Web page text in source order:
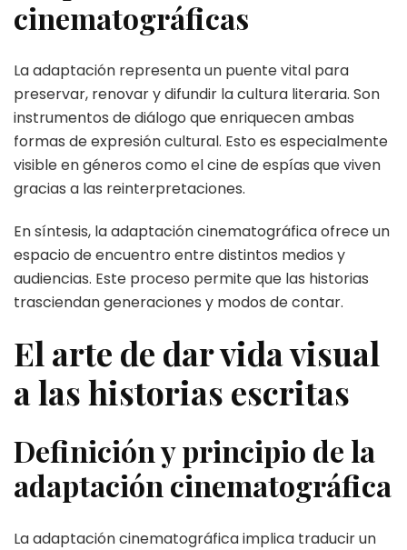
cinematográficas
La adaptación representa un puente vital para
preservar, renovar y difundir la cultura literaria. Son
instrumentos de diálogo que enriquecen ambas
formas de expresión cultural. Esto es especialmente
visible en géneros como el cine de espías que viven
gracias a las reinterpretaciones.
En síntesis, la adaptación cinematográfica ofrece un
espacio de encuentro entre distintos medios y
audiencias. Este proceso permite que las historias
trasciendan generaciones y modos de contar.
El arte de dar vida visual
a las historias escritas
Definición y principio de la
adaptación cinematográfica
La adaptación cinematográfica implica traducir un